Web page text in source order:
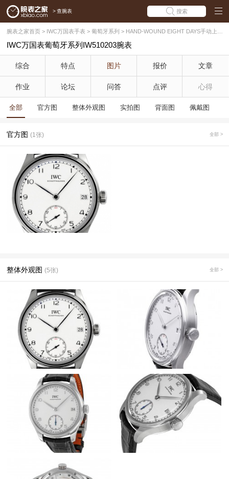
> 查腕表 搜索
腕表之家首页 > IWC万国表手表 > 葡萄牙系列 > HAND-WOUND EIGHT DAYS手动上链八日动力储备腕表 系列
IWC万国表葡萄牙系列IW510203腕表
综合 特点 图片 报价 文章
作业 论坛 问答 点评 心得
全部 官方图 整体外观图 实拍图 背面图 佩戴图
官方图 (1张) 全部 >
整体外观图 (5张) 全部 >